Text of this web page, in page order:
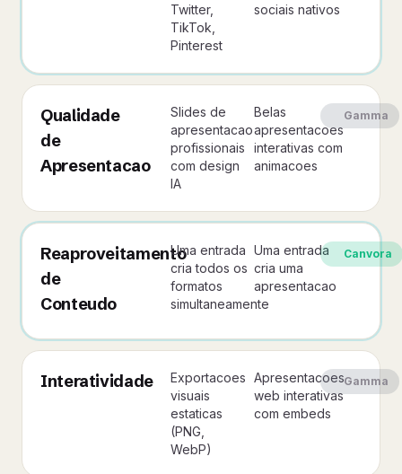
Twitter,
TikTok,
Pinterest
sociais nativos
Qualidade
de
Apresentacao
Slides de
apresentacao
profissionais
com design
IA
Belas
apresentacoes
interativas com
animacoes
Gamma
Reaproveitamento
de
Conteudo
Uma entrada
cria todos os
formatos
simultaneamente
Uma entrada
cria uma
apresentacao
Canvora
Interatividade
Exportacoes
visuais
estaticas
(PNG,
WebP)
Apresentacoes
web interativas
com embeds
Gamma